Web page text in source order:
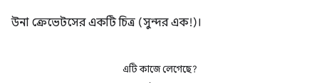
উনা ক্রেভেটসের একটি চিত্র (সুন্দর এক!)।
এটি কাজে লেগেছে?